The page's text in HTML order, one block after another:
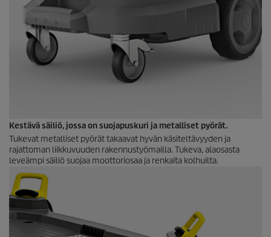
Kestävä säiliö, jossa on suojapuskuri ja metalliset pyörät.
Tukevat metalliset pyörät takaavat hyvän käsiteltävyyden ja
rajattoman liikkuvuuden rakennustyömailla. Tukeva, alaosasta
leveämpi säiliö suojaa moottoriosaa ja renkaita kolhuilta.